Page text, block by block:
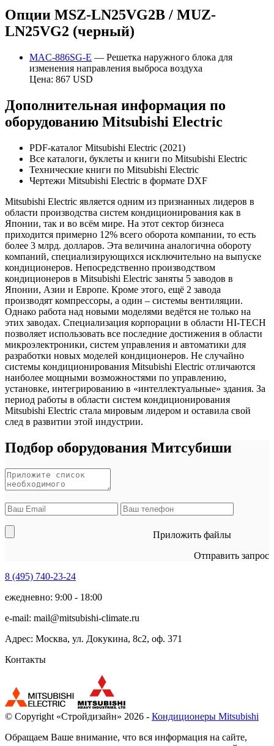
Опции MSZ-LN25VG2B / MUZ-
LN25VG2 (черный)
MAC-886SG-E — Решетка наружного блока для
изменения направления выброса воздуха
Цена: 867 USD
Дополнительная информация по
оборудованию Mitsubishi Electric
PDF-каталог Mitsubishi Electric (2021)
Все каталоги, буклеты и книги по Mitsubishi Electric
Технические книги по Mitsubishi Electric
Чертежи Mitsubishi Electric в формате DXF
Mitsubishi Electric является одним из признанных лидеров в
области производства систем кондиционирования как в
Японии, так и во всём мире. На этот сектор бизнеса
приходится примерно 12% всего оборота компании, то есть
более 3 млрд. долларов. Эта величина аналогична обороту
компаний, специализирующихся исключительно на выпуске
кондиционеров. Непосредственно производством
кондиционеров в Mitsubishi Electric заняты 5 заводов в
Японии, Азии и Европе. Кроме этого, ещё 2 завода
производят компрессоры, а один – системы вентиляции.
Однако работа над новыми моделями ведётся не только на
этих заводах. Специализация корпорации в области HI-TECH
позволяет использовать все последние достижения в области
микроэлектроники, систем управления и автоматики для
разработки новых моделей кондиционеров. Не случайно
системы кондиционирования Mitsubishi Electric отличаются
наиболее мощными возможностями по управлению,
установке, интегрированию в «интеллектуальные» здания. За
период работы в области систем кондиционирования
Mitsubishi Electric стала мировым лидером и оставила свой
след в развитии этой индустрии.
Подбор оборудования Митсубиши
Приложить файлы
Отправить запрос
8 (495) 740-23-24
ежедневно: 9:00 - 18:00
e-mail: mail@mitsubishi-climate.ru
Адрес: Москва, ул. Докукина, 8с2, оф. 371
Контакты
© Copyright «Стройдизайн» 2026 - Кондиционеры Mitsubishi
Обращаем Ваше внимание, что вся информация на сайте,